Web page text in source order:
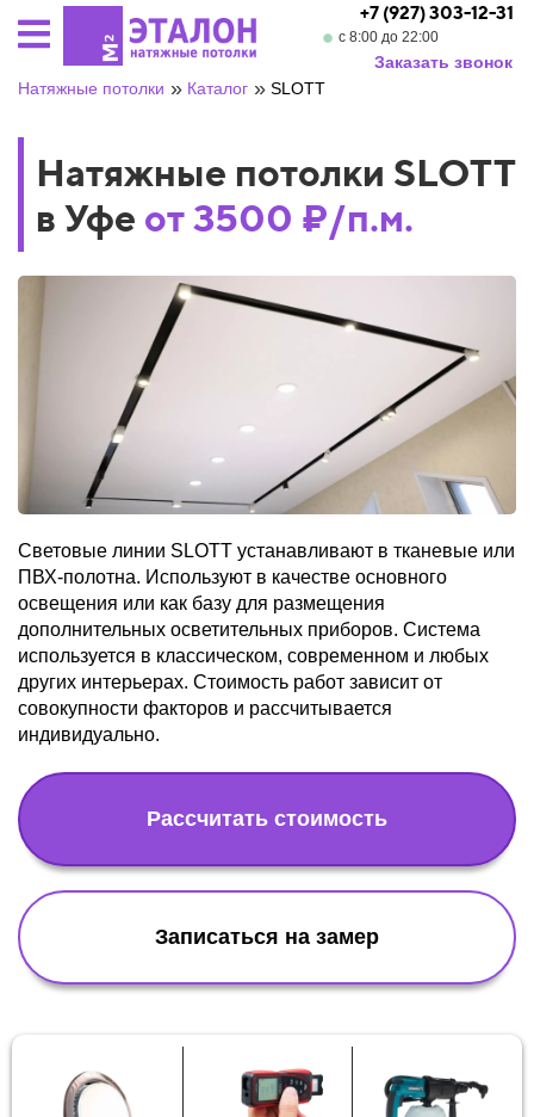
+7 (927) 303-12-31
с 8:00 до 22:00
Заказать звонок
Натяжные потолки » Каталог » SLOTT
Натяжные потолки SLOTT
в Уфе от 3500 ₽/п.м.
Световые линии SLOTT устанавливают в тканевые или
ПВХ-полотна. Используют в качестве основного
освещения или как базу для размещения
дополнительных осветительных приборов. Система
используется в классическом, современном и любых
других интерьерах. Стоимость работ зависит от
совокупности факторов и рассчитывается
индивидуально.
Рассчитать стоимость
Записаться на замер